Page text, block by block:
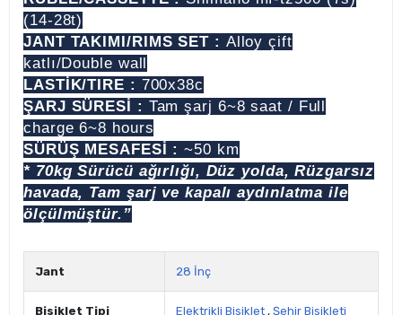
(14-28t)
JANT TAKIMI/RIMS SET : Alloy çift
katlı/Double wall
LASTİK/TIRE : 700x38c
ŞARJ SÜRESİ : Tam şarj 6~8 saat / Full
charge 6~8 hours
SÜRÜŞ MESAFESİ : ~50 km
* 70kg Sürücü ağırlığı, Düz yolda, Rüzgarsız
havada, Tam şarj ve kapalı aydınlatma ile
ölçülmüştür.”
Jant 28 İnç
Bisiklet Tipi Elektrikli Bisiklet , Şehir Bisikleti